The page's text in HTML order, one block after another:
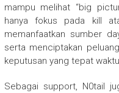
mampu melihat “big
hanya fokus pada kill
memanfaatkan sumber
serta menciptakan
keputusan yang tepat
Sebagai support, N0tail